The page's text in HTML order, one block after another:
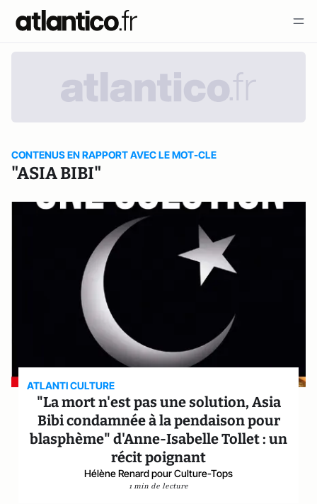
CONTENUS EN RAPPORT AVEC LE MOT-CLE
"ASIA BIBI"
ATLANTI CULTURE
"La mort n'est pas une solution, Asia
Bibi condamnée à la pendaison pour
blasphème" d'Anne-Isabelle Tollet : un
récit poignant
Hélène Renard pour Culture-Tops
1 min de lecture